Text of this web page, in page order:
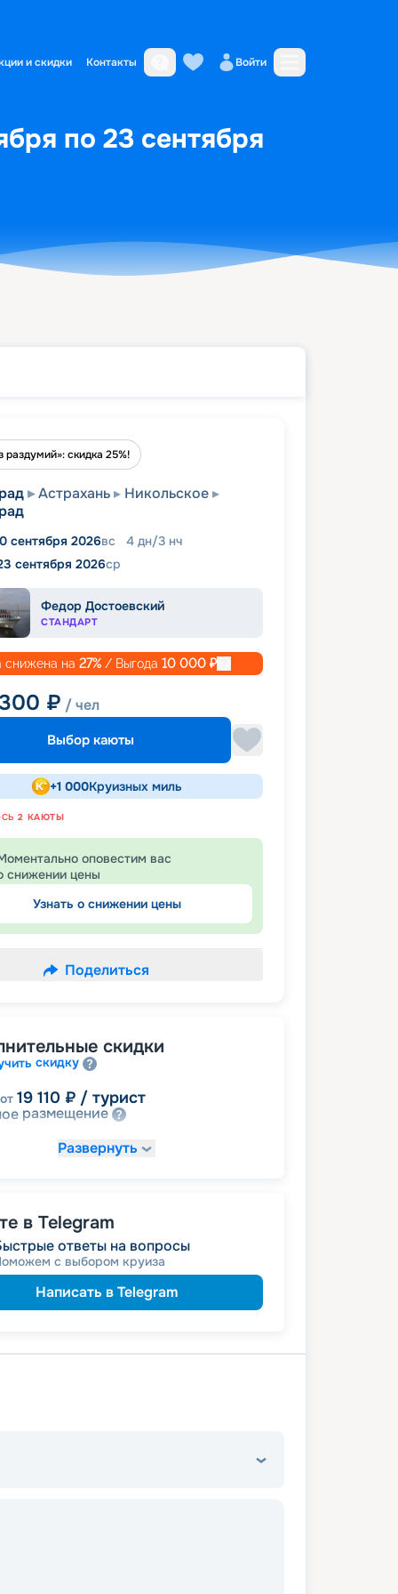
и скидки Контакты Войти
по 23 сентября
раздумий»: скидка 25%!
Астрахань
Никольское
сентября 2026вс 4 дн/3 нч
сентября 2026ср
Федор Достоевский
СТАНДАРТ
снижена на 27% / Выгода 10 000 ₽
₽ / чел
Выбор каюты
+1 000Круизных миль
2 КАЮТЫ
оповестим вас
снижении цены
Узнать о снижении цены
Поделиться
скидки
скидку
от 19 110 ₽ / турист
размещение
Развернуть
в Telegram
ответы на вопросы
с выбором круиза
Написать в Telegram